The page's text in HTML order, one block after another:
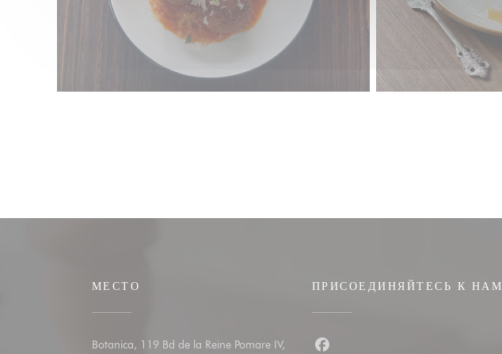
МЕСТО
Botanica, 119 Bd de la Reine Pomare IV,
ПРИСОЕДИНЯЙТЕСЬ К НАМ